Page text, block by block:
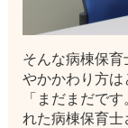
そんな病棟保
やかかわり方は
「まだまだで
れた病棟保育士